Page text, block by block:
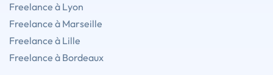
Freelance à Lyon
Freelance à Marseille
Freelance à Lille
Freelance à Bordeaux